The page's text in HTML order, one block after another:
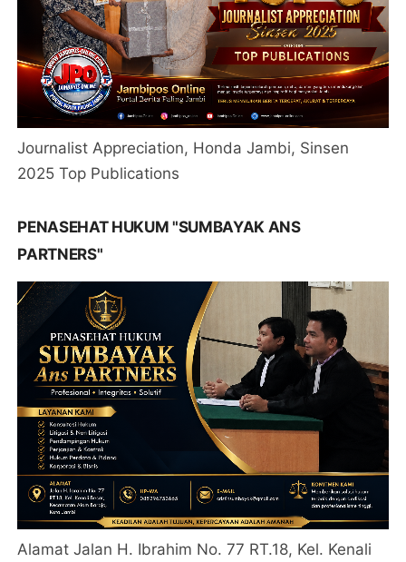
Journalist Appreciation, Honda Jambi, Sinsen
2025 Top Publications
PENASEHAT HUKUM "SUMBAYAK ANS
PARTNERS"
Alamat Jalan H. Ibrahim No. 77 RT.18, Kel. Kenali